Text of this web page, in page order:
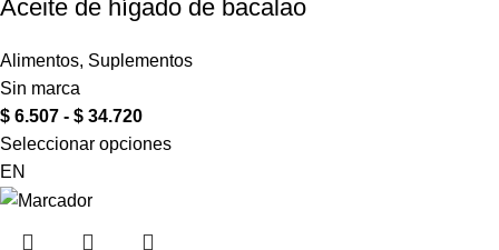
Aceite de hígado de bacalao
Alimentos, Suplementos
Sin marca
$ 6.507 - $ 34.720
Seleccionar opciones
EN